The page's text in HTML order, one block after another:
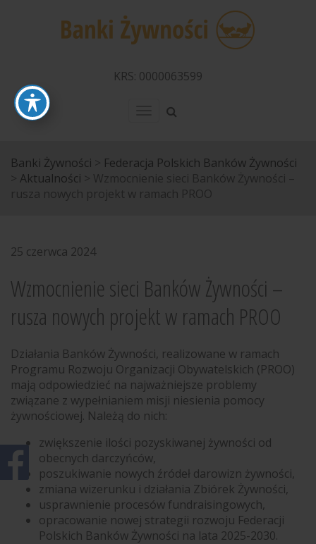
KRS: 0000063599
Menu
Banki Żywności > Federacja Polskich Banków Żywności
> Aktualności > Wzmocnienie sieci Banków Żywności –
rusza nowych projekt w ramach PROO
25 czerwca 2024
Wzmocnienie sieci Banków Żywności –
rusza nowych projekt w ramach PROO
Działania Banków Żywności, realizowane w ramach
Programu Rozwoju Organizacji Obywatelskich (PROO)
mają odpowiedzieć na najważniejsze problemy
związane z wypełnianiem misji niesienia pomocy
żywnościowej. Należą do nich:
zwiększenie ilości pozyskiwanej żywności od
obecnych darczyńców,
poszukiwanie nowych źródeł darowizn żywności,
zmiana wizerunku i działania Zbiórek Żywności,
usprawnienie procesów fundraisingowych,
opracowanie nowej strategii rozwoju Federacji
Polskich Banków Żywności na lata 2025-2030.